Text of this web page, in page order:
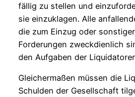
fällig zu stellen und
sie einzuklagen. Alle
die zum Einzug oder
Forderungen zweckdienlich
den Aufgaben der
Gleichermaßen müssen die
Schulden der Gesellschaft